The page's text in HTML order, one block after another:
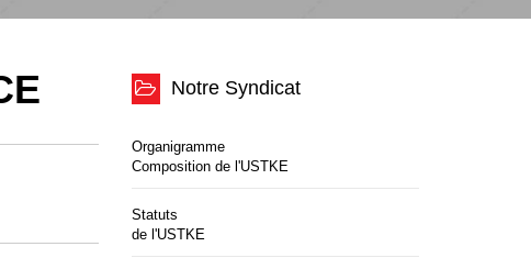
Notre Syndicat
Organigramme
Composition de l'USTKE
Statuts
de l'USTKE